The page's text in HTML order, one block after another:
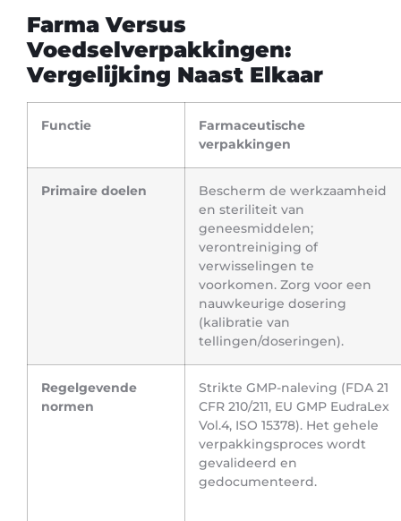
Farma Versus
Voedselverpakkingen:
Vergelijking Naast Elkaar
Functie
Farmaceutische
verpakkingen
Primaire doelen
Bescherm de werkzaamheid
en steriliteit van
geneesmiddelen;
verontreiniging of
verwisselingen te
voorkomen. Zorg voor een
nauwkeurige dosering
(kalibratie van
tellingen/doseringen).
Regelgevende
normen
Strikte GMP-naleving (FDA 21
CFR 210/211, EU GMP EudraLex
Vol.4, ISO 15378). Het gehele
verpakkingsproces wordt
gevalideerd en
gedocumenteerd.